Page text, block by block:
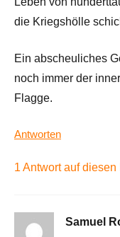
die Kriegshölle
Ein abscheuliches
noch immer der
Flagge.
Antworten
1 Antwort auf
Samuel